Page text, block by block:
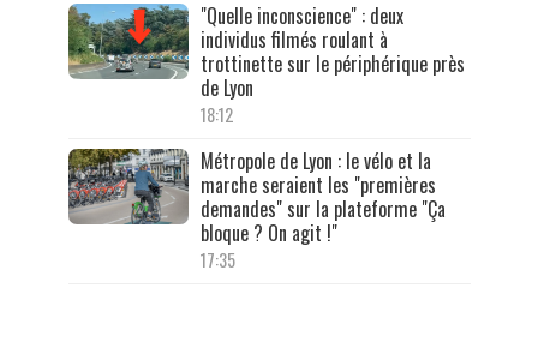
"Quelle inconscience" : deux
individus filmés roulant à
trottinette sur le périphérique près
de Lyon
18:12
Métropole de Lyon : le vélo et la
marche seraient les "premières
demandes" sur la plateforme "Ça
bloque ? On agit !"
17:35